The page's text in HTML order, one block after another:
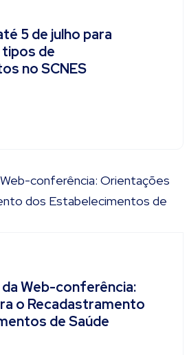
5 de julho para
de
no SCNES
Web-conferência:
o Recadastramento
de Saúde